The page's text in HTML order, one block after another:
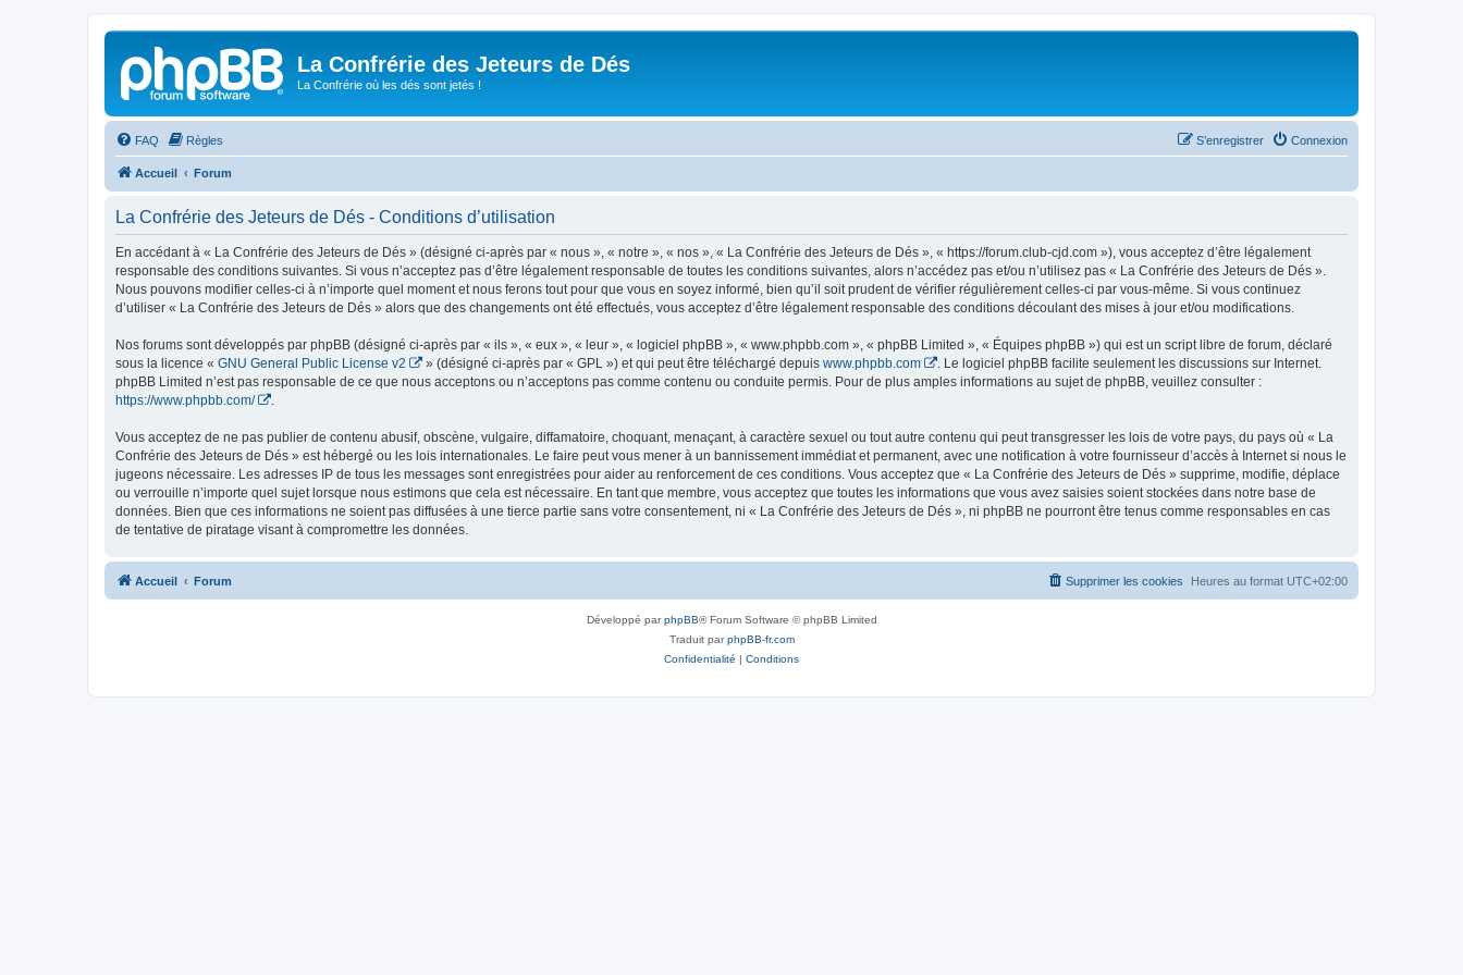
La Confrérie des Jeteurs de Dés
La Confrérie où les dés sont jetés !
FAQ Règles Connexion
S’enregistrer
Accueil Forum
La Confrérie des Jeteurs de Dés - Conditions d’utilisation
En accédant à « La Confrérie des Jeteurs de Dés » (désigné ci-après par « nous », « notre », « nos », « La Confrérie des Jeteurs de Dés », « https://forum.club-cjd.com »), vous acceptez d’être légalement
responsable des conditions suivantes. Si vous n’acceptez pas d’être légalement responsable de toutes les conditions suivantes, alors n’accédez pas et/ou n’utilisez pas « La Confrérie des Jeteurs de Dés ».
Nous pouvons modifier celles-ci à n’importe quel moment et nous ferons tout pour que vous en soyez informé, bien qu’il soit prudent de vérifier régulièrement celles-ci par vous-même. Si vous continuez
d’utiliser « La Confrérie des Jeteurs de Dés » alors que des changements ont été effectués, vous acceptez d’être légalement responsable des conditions découlant des mises à jour et/ou modifications.
Nos forums sont développés par phpBB (désigné ci-après par « ils », « eux », « leur », « logiciel phpBB », « www.phpbb.com », « phpBB Limited », « Équipes phpBB ») qui est un script libre de forum, déclaré
sous la licence « GNU General Public License v2 » (désigné ci-après par « GPL ») et qui peut être téléchargé depuis www.phpbb.com
. Le logiciel phpBB facilite seulement les discussions sur Internet.
phpBB Limited n’est pas responsable de ce que nous acceptons ou n’acceptons pas comme contenu ou conduite permis. Pour de plus amples informations au sujet de phpBB, veuillez consulter :
https://www.phpbb.com/
.
Vous acceptez de ne pas publier de contenu abusif, obscène, vulgaire, diffamatoire, choquant, menaçant, à caractère sexuel ou tout autre contenu qui peut transgresser les lois de votre pays, du pays où « La
Confrérie des Jeteurs de Dés » est hébergé ou les lois internationales. Le faire peut vous mener à un bannissement immédiat et permanent, avec une notification à votre fournisseur d’accès à Internet si nous le
jugeons nécessaire. Les adresses IP de tous les messages sont enregistrées pour aider au renforcement de ces conditions. Vous acceptez que « La Confrérie des Jeteurs de Dés » supprime, modifie, déplace
ou verrouille n’importe quel sujet lorsque nous estimons que cela est nécessaire. En tant que membre, vous acceptez que toutes les informations que vous avez saisies soient stockées dans notre base de
données. Bien que ces informations ne soient pas diffusées à une tierce partie sans votre consentement, ni « La Confrérie des Jeteurs de Dés », ni phpBB ne pourront être tenus comme responsables en cas
de tentative de piratage visant à compromettre les données.
Accueil Forum Heures au format UTC+02:00
Supprimer les cookies
Développé parphpBB® Forum Software © phpBB Limited
Traduit parphpBB-fr.com
Confidentialité | Conditions